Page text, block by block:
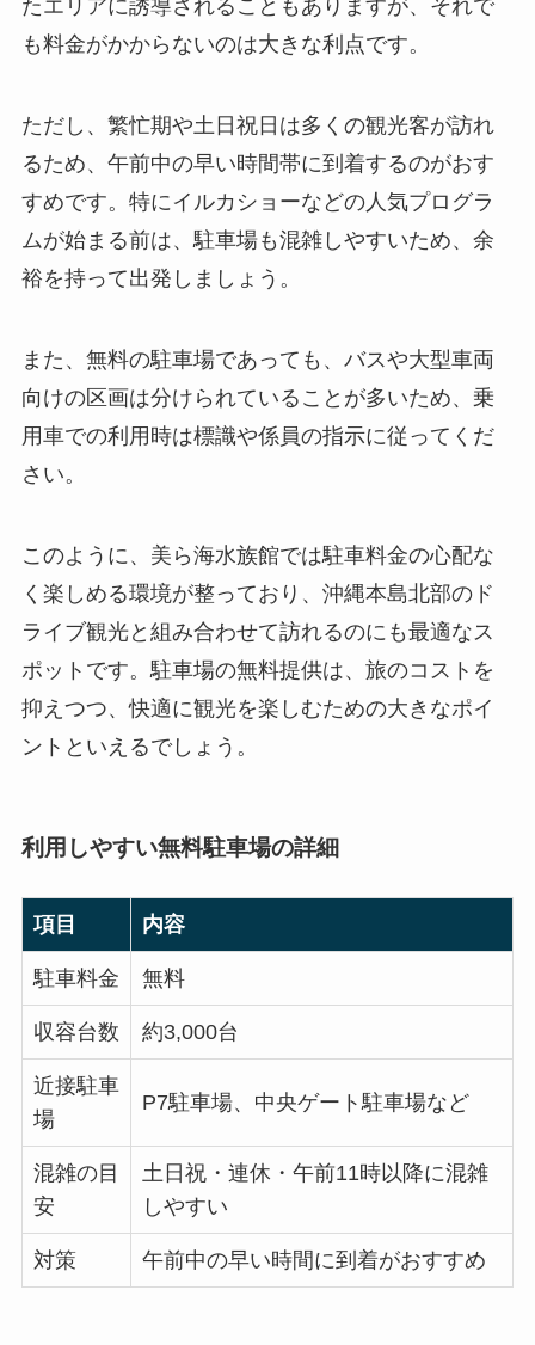
たエリアに誘導されることもありますが、それで
も料金がかからないのは大きな利点です。
ただし、繁忙期や土日祝日は多くの観光客が訪れ
るため、午前中の早い時間帯に到着するのがおす
すめです。特にイルカショーなどの人気プログラ
ムが始まる前は、駐車場も混雑しやすいため、余
裕を持って出発しましょう。
また、無料の駐車場であっても、バスや大型車両
向けの区画は分けられていることが多いため、乗
用車での利用時は標識や係員の指示に従ってくだ
さい。
このように、美ら海水族館では駐車料金の心配な
く楽しめる環境が整っており、沖縄本島北部のド
ライブ観光と組み合わせて訪れるのにも最適なス
ポットです。駐車場の無料提供は、旅のコストを
抑えつつ、快適に観光を楽しむための大きなポイ
ントといえるでしょう。
利用しやすい無料駐車場の詳細
項目 内容
駐車料金 無料
収容台数 約3,000台
近接駐車
場
P7駐車場、中央ゲート駐車場など
混雑の目
安
土日祝・連休・午前11時以降に混雑
しやすい
対策 午前中の早い時間に到着がおすすめ